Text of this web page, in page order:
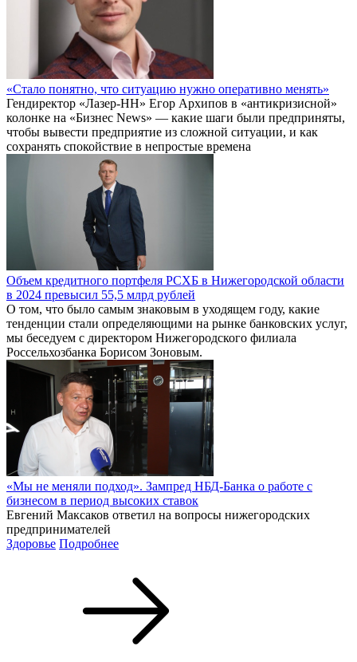
«Стало понятно, что ситуацию нужно оперативно менять»
Гендиректор «Лазер-НН» Егор Архипов в «антикризисной»
колонке на «Бизнес News» — какие шаги были предприняты,
чтобы вывести предприятие из сложной ситуации, и как
сохранять спокойствие в непростые времена
Объем кредитного портфеля РСХБ в Нижегородской области
в 2024 превысил 55,5 млрд рублей
О том, что было самым знаковым в уходящем году, какие
тенденции стали определяющими на рынке банковских услуг,
мы беседуем с директором Нижегородского филиала
Россельхозбанка Борисом Зоновым.
«Мы не меняли подход». Зампред НБД-Банка о работе с
бизнесом в период высоких ставок
Евгений Максаков ответил на вопросы нижегородских
предпринимателей
Здоровье Подробнее